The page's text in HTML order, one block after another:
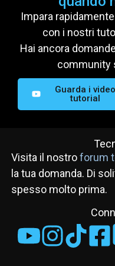
Autore -
Rapporto
Facebook
Impara
con i nostri
Hai ancora
community
Guarda i video
tutorial
Visita il nostroforum
la tua domanda. Di
spesso molto prima.